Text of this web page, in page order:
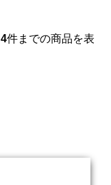
4件までの商品を表